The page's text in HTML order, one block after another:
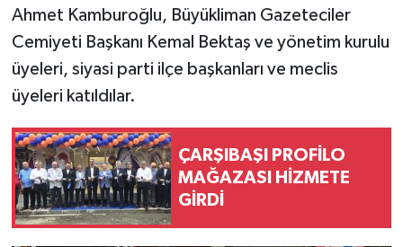
Ahmet Kamburoğlu, Büyükliman Gazeteciler
Cemiyeti Başkanı Kemal Bektaş ve yönetim kurulu
üyeleri, siyasi parti ilçe başkanları ve meclis
üyeleri katıldılar.
ÇARŞIBAŞI PROFİLO
MAĞAZASI HİZMETE
GİRDİ